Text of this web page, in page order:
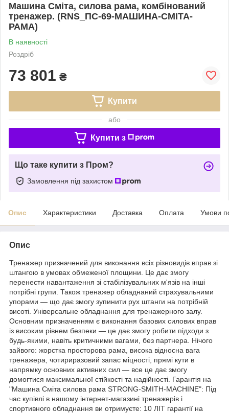
Машина Сміта, силова рама, комбінований
тренажер. (RNS_ПС-69-МАШИНА-СМІТА-
РАМА)
В наявності
Роздріб
73 801 ₴
Купити
або
Купити з
Що таке купити з Пром?
Замовлення під захистом
Опис Характеристики Доставка Оплата Умови
Опис
Тренажер призначений для виконання всіх різновидів вправ зі
штангою в умовах обмеженої площини. Це дає змогу
перенести навантаження зі стабілізувальних м'язів на інші
потрібні групи. Також тренажер обладнаний страхувальними
упорами — що дає змогу зупинити рух штанги на потрібній
висоті. Універсальне обладнання для тренажерного залу.
Основним призначенням є виконання базових силових вправ
із високим рівнем безпеки — це дає змогу робити підходи з
будь-якими, навіть критичними вагами, без партнера. Нічого
зайвого: жорстка просторова рама, висока відносна вага
тренажера, чотириразовий запас міцності, прямі кути в
напрямку основних активних сил — все це дає змогу
домогтися максимальної стійкості та надійності. Гарантія на
"Машина Сміта силова рама STRONG-SMITH-MACHINE": Під
час купівлі в нашому інтернет-магазині тренажерів і
спортивного обладнання ви отримуєте: 10 ЛІТ гарантії на